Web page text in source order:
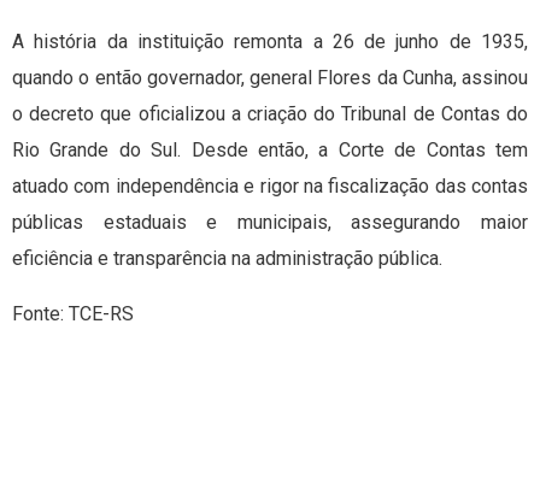
A história da instituição remonta a 26 de junho de 1935,
quando o então governador, general Flores da Cunha, assinou
o decreto que oficializou a criação do Tribunal de Contas do
Rio Grande do Sul. Desde então, a Corte de Contas tem
atuado com independência e rigor na fiscalização das contas
públicas estaduais e municipais, assegurando maior
eficiência e transparência na administração pública.
Fonte: TCE-RS